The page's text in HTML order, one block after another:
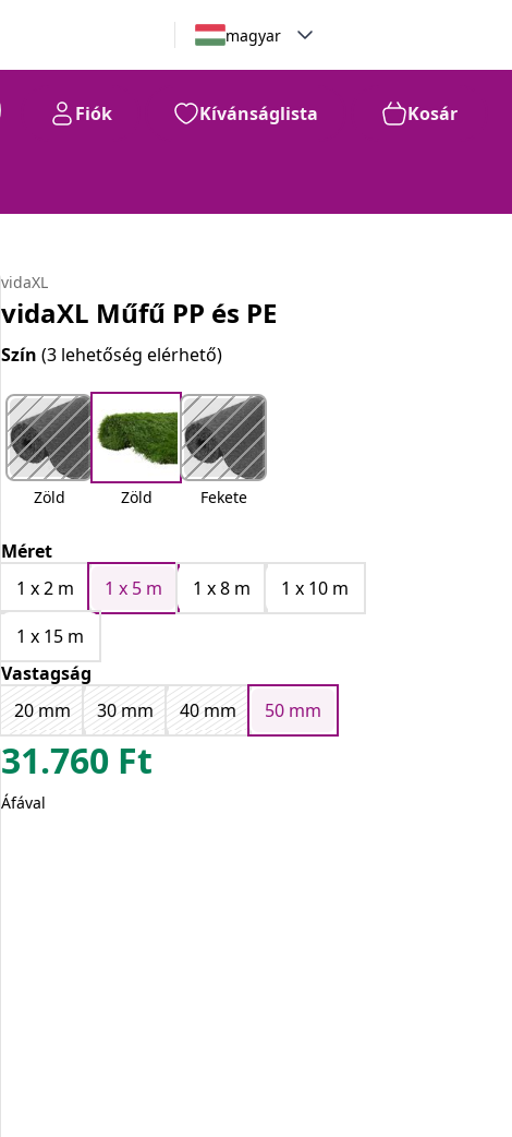
magyar
Fiók Kívánságlista Kosár
vidaXL
vidaXL Műfű PP és PE
Szín(3 lehetőség elérhető)
Zöld Zöld Fekete
Méret
1 x 2 m
1 x 5 m 1 x 8 m
1 x 10 m
1 x 15 m
Vastagság
20 mm
30 mm 40 mm 50 mm
31.760 Ft
Áfával